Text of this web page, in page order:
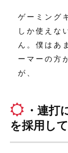
ゲーミング
しか使えな
ん。僕はあ
ーマーの方
が、
・連打
を採用し